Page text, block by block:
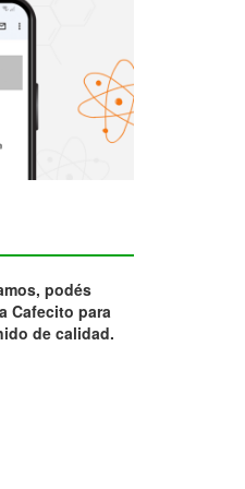
podés
Cafecito para
de calidad.